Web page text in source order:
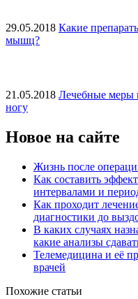
29.05.2018 Какие
мышц?
21.05.2018 Лечебные меры
ногу
Новое на сайте
Жизнь после
Как составить
интервалами и
Как проходит
диагностики до
В каких случаях
какие анализы
Телемедицина и её
врачей
Похожие статьи